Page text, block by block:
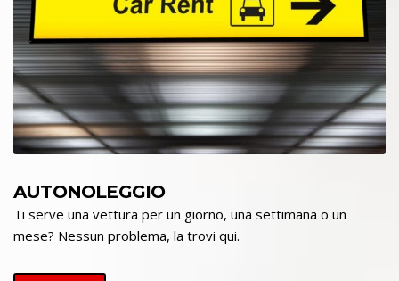
AUTONOLEGGIO
Ti serve una vettura per un giorno, una settimana o un
mese? Nessun problema, la trovi qui.